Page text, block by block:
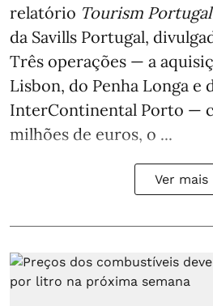
relatório Tourism
da Savills Portugal,
Três operações — a
Lisbon, do Penha Longa e
InterContinental Porto —
milhões de euros, o ...
Ver mais